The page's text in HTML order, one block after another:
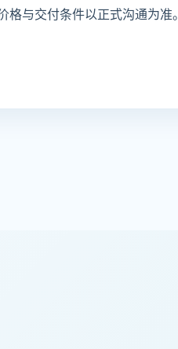
格与交付条件以正式沟通为准。